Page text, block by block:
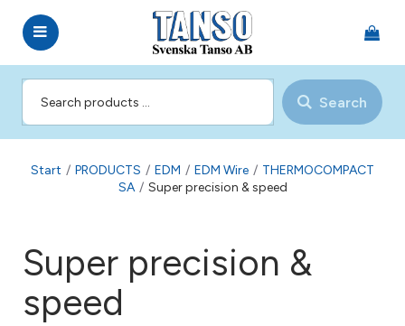
Search
Start / PRODUCTS / EDM / EDM Wire / THERMOCOMPACT
SA / Super precision & speed
Super precision &
speed